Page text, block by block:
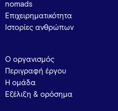
nomads
Επιχειρηματικότητα
Ιστορίες ανθρώπων
Ο οργανισμός
Περιγραφή έργου
Η ομάδα
Εξέλιξη & ορόσημα